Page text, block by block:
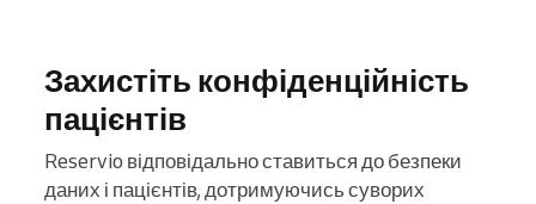
Захистіть конфіденційність
пацієнтів
Reservio відповідально ставиться до безпеки
даних і пацієнтів, дотримуючись суворих